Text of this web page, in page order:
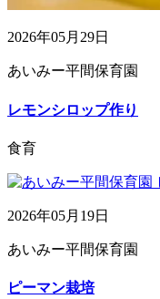
2026年05月29日
あいみー平間保育園
レモンシロップ作り
食育
2026年05月19日
あいみー平間保育園
ピーマン栽培